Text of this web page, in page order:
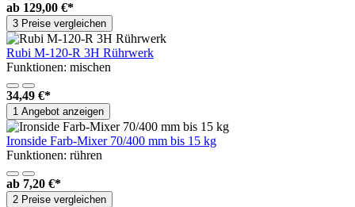
ab 129,00 €*
3 Preise vergleichen
Rubi M-120-R 3H Rührwerk
Funktionen: mischen
34,49 €*
1 Angebot anzeigen
Ironside Farb-Mixer 70/400 mm bis 15 kg
Funktionen: rühren
ab 7,20 €*
2 Preise vergleichen